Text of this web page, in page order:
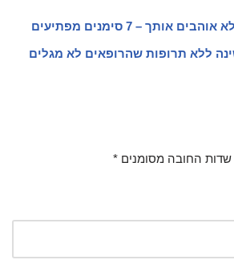
אותך – 7 סימנים מפתיעים
ללא תרופות שהרופאים לא מגלים
שדות החובה מסומנים *